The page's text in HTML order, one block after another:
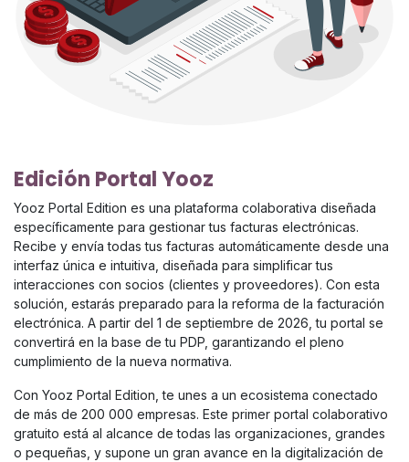
Edición Portal Yooz
Yooz Portal Edition es una plataforma colaborativa diseñada
específicamente para gestionar tus facturas electrónicas.
Recibe y envía todas tus facturas automáticamente desde una
interfaz única e intuitiva, diseñada para simplificar tus
interacciones con socios (clientes y proveedores). Con esta
solución, estarás preparado para la reforma de la facturación
electrónica. A partir del 1 de septiembre de 2026, tu portal se
convertirá en la base de tu PDP, garantizando el pleno
cumplimiento de la nueva normativa.
Con Yooz Portal Edition, te unes a un ecosistema conectado
de más de 200 000 empresas. Este primer portal colaborativo
gratuito está al alcance de todas las organizaciones, grandes
o pequeñas, y supone un gran avance en la digitalización de